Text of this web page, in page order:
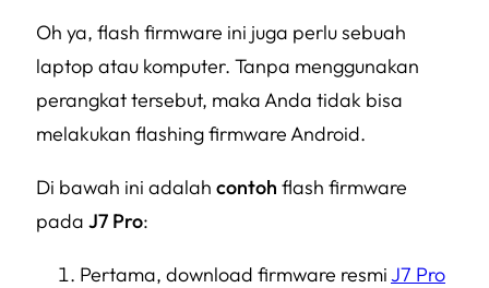
Oh ya, flash firmware ini juga perlu sebuah
laptop atau komputer. Tanpa menggunakan
perangkat tersebut, maka Anda tidak bisa
melakukan flashing firmware Android.
Di bawah ini adalah contoh flash firmware
pada J7 Pro:
Pertama, download firmware resmiJ7 Pro